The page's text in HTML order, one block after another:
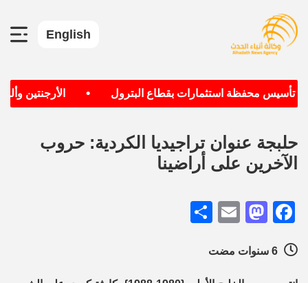
English
تأسيس محفظة استثمارات بقطاع البترول الأرجنتين
حلبجة عنوان تراجيديا الكردية: حروب
الآخرين على أراضينا
Facebook
Mastodon
Email